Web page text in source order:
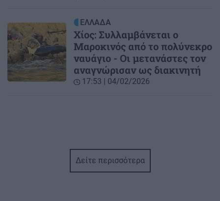
ΕΛΛΑΔΑ
Χίος: Συλλαμβάνεται ο
Μαροκινός από το πολύνεκρο
ναυάγιο - Οι μετανάστες τον
αναγνώρισαν ως διακινητή
17:53 | 04/02/2026
Δείτε περισσότερα